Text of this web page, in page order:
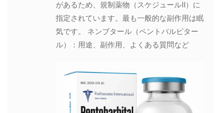
があるため、規制薬物（スケジュールII）に
指定されています。最も一般的な副作用は眠
気です。 ネンブタール（ペントバルビター
ル）：用途、副作用、よくある質問など